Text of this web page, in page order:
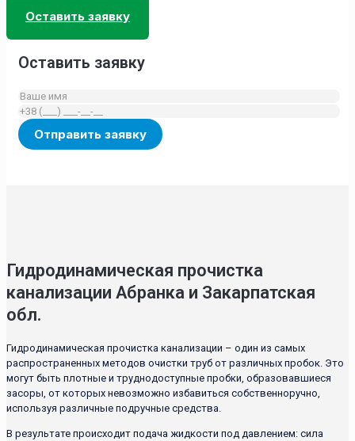
Оставить заявку
Оставить заявку
Гидродинамическая прочистка
канализации Абранка и Закарпатская
обл.
Гидродинамическая прочистка канализации – один из самых
распространенных методов очистки труб от различных пробок. Это
могут быть плотные и труднодоступные пробки, образовавшиеся
засоры, от которых невозможно избавиться собственноручно,
используя различные подручные средства.
В результате происходит подача жидкости под давлением: сила